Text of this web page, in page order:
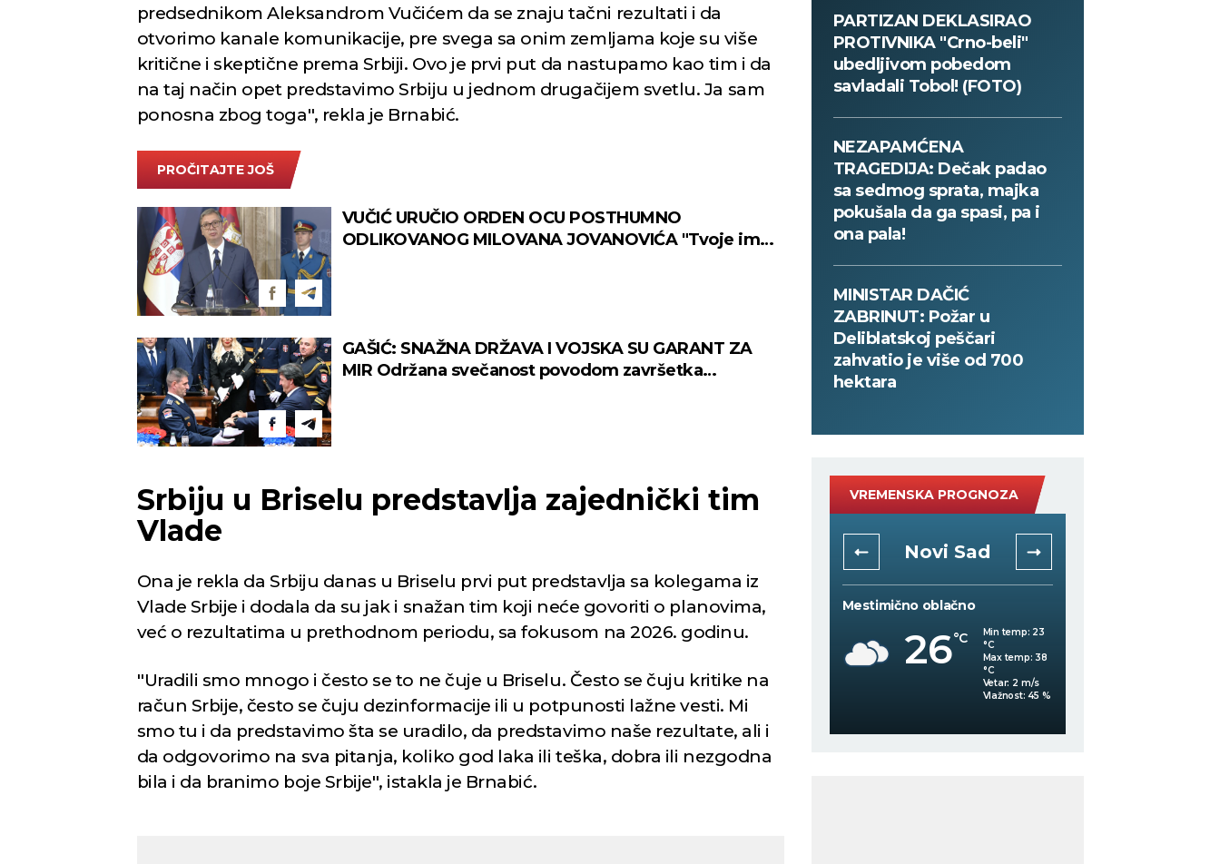
predsednikom Aleksandrom Vučićem da se znaju tačni rezultati i da
otvorimo kanale komunikacije, pre svega sa onim zemljama koje su više
kritične i skeptične prema Srbiji. Ovo je prvi put da nastupamo kao tim i da
na taj način opet predstavimo Srbiju u jednom drugačijem svetlu. Ja sam
ponosna zbog toga'', rekla je Brnabić.
PROČITAJTE JOŠ
VUČIĆ URUČIO ORDEN OCU POSTHUMNO
ODLIKOVANOG MILOVANA JOVANOVIĆA "Tvoje ime
GAŠIĆ: SNAŽNA DRŽAVA I VOJSKA SU GARANT ZA
MIR Održana svečanost povodom završetka
Srbiju u Briselu predstavlja zajednički tim
Vlade
Ona je rekla da Srbiju danas u Briselu prvi put predstavlja sa kolegama iz
Vlade Srbije i dodala da su jak i snažan tim koji neće govoriti o planovima,
već o rezultatima u prethodnom periodu, sa fokusom na 2026. godinu.
''Uradili smo mnogo i često se to ne čuje u Briselu. Često se čuju kritike na
račun Srbije, često se čuju dezinformacije ili u potpunosti lažne vesti. Mi
smo tu i da predstavimo šta se uradilo, da predstavimo naše rezultate, ali i
da odgovorimo na sva pitanja, koliko god laka ili teška, dobra ili nezgodna
bila i da branimo boje Srbije'', istakla je Brnabić.
PARTIZAN DEKLASIRAO
PROTIVNIKA "Crno-beli"
ubedljivom pobedom
savladali Tobol! (FOTO)
NEZAPAMĆENA
TRAGEDIJA: Dečak padao
sa sedmog sprata, majka
pokušala da ga spasi, pa i
ona pala!
MINISTAR DAČIĆ
ZABRINUT: Požar u
Deliblatskoj peščari
zahvatio je više od 700
hektara
VREMENSKA PROGNOZA
Mestimično oblačno
26°C Min temp:23
Vetar:2
m/s
Vedro nebo
24
Min temp:20
Vetar:0
m/s
Mestimično oblačno
23
Vetar:
Novi Sad
Mestimično oblačno
26°C Min temp: 23
°C
Max temp: 38
°C
Vetar: 2 m/s
Vlažnost: 45 %